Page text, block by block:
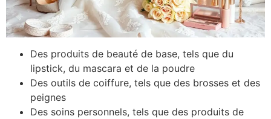
Des produits de beauté de base, tels que du
lipstick, du mascara et de la poudre
Des outils de coiffure, tels que des brosses et des
peignes
Des soins personnels, tels que des produits de